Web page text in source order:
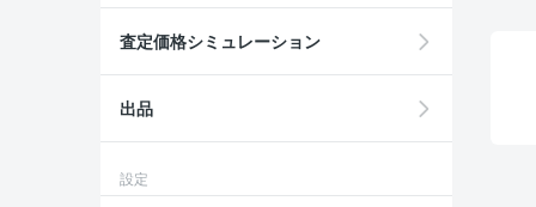
査定価格シミュレーション
出品
設定